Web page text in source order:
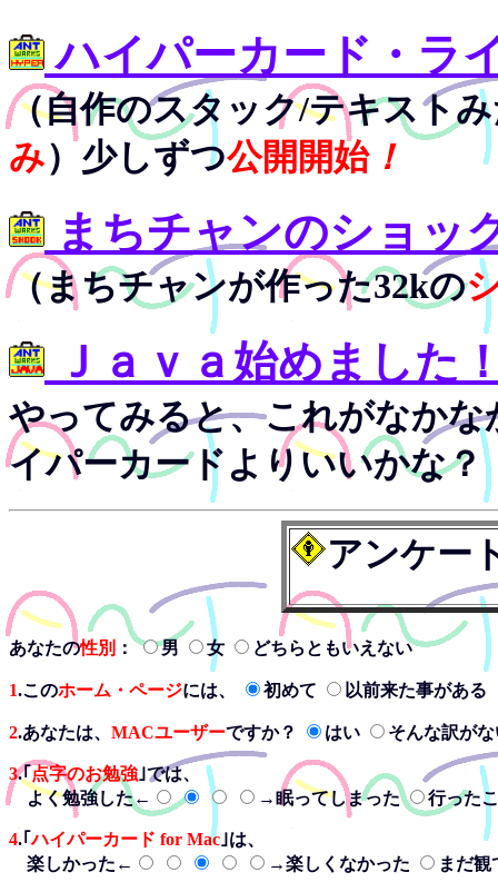
ハイパーカード・ラ
（自作のスタック/テキスト
み）少しずつ公開開始！
まちチャンのショッ
（まちチャンが作った32kの
Ｊａｖａ始めました
やってみると、これがなか
イパーカードよりいいかな？
アンケー
あなたの性別 ： 男 女 どちらともいえない
1.このホーム・ページには、 初めて 以前来た事がある
2.あなたは、 MACユーザーですか？ はい そんな訳がな
3.｢点字のお勉強 ｣では、
よく勉強した←
→眠ってしまった 行った
4.｢ハイパーカード for Mac ｣は、
楽しかった←
→楽しくなかった まだ観